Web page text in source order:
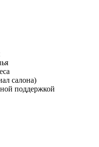
салона)
поддержкой